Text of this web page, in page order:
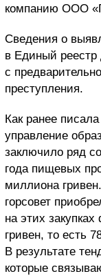
компанию ООО
Сведения о
в Единый реестр
с
преступления.
Как ранее
управление
заключило ряд
года пищевых
миллиона
горсовет
на этих
гривен, то есть
В результате
которые